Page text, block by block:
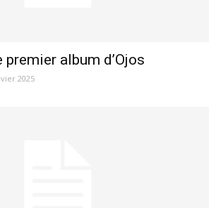
premier album d’Ojos
2025